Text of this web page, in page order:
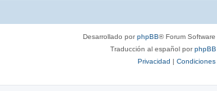
Desarrollado porphpBB® Forum
Traducción al español por
Privacidad | Condiciones